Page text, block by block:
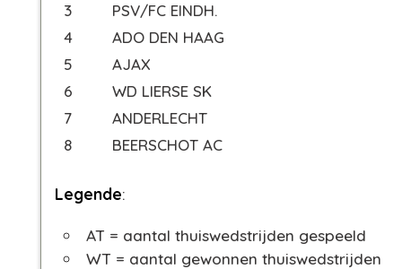
3
PSV/FC EINDH.
4
ADO DEN HAAG
5
AJAX
6
WD LIERSE SK
7
ANDERLECHT
8
BEERSCHOT AC
Legende:
AT = aantal thuiswedstrijden gespeeld
WT = aantal gewonnen thuiswedstrijden